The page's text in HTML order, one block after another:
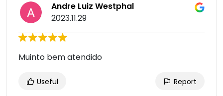
Andre Luiz Westphal
2023.11.29
Muinto bem atendido
Useful Report